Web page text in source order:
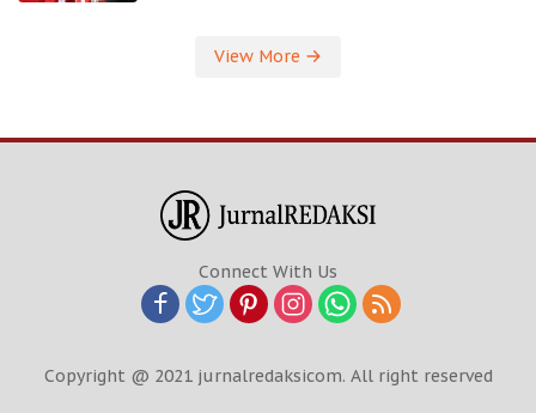
View More
Connect With Us
Copyright @ 2021 jurnalredaksicom. All right reserved